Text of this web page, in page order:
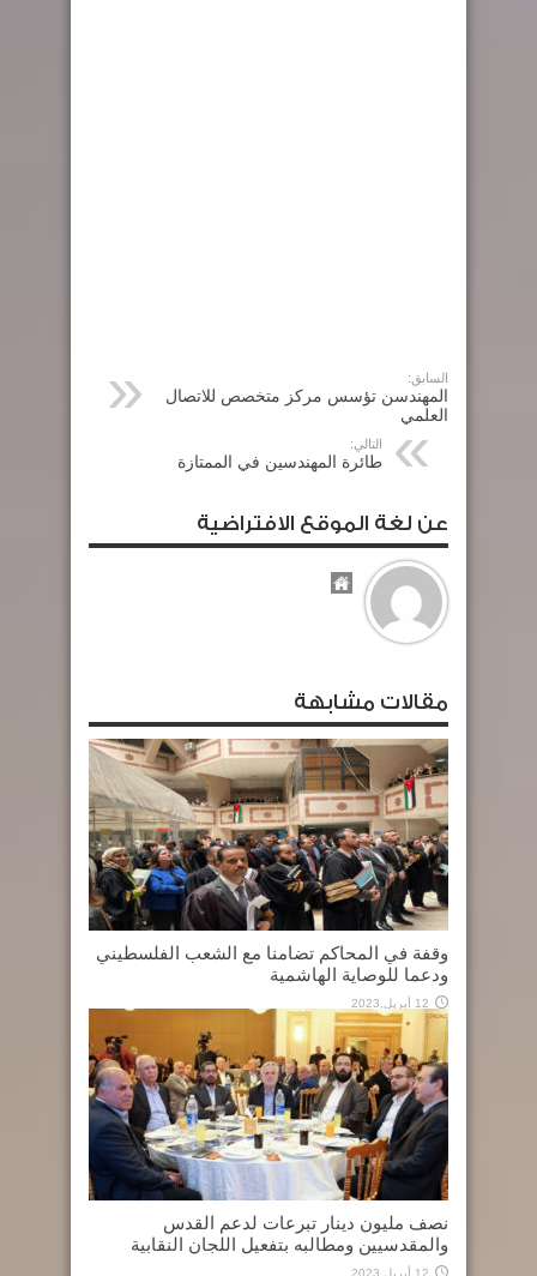
السابق:
المهندسن تؤسس مركز متخصص للاتصال
العلمي
التالي:
طائرة المهندسين في الممتازة
عن لغة الموقع الافتراضية
مقالات مشابهة
وقفة في المحاكم تضامنا مع الشعب الفلسطيني
ودعما للوصاية الهاشمية
12 أبريل,2023
نصف مليون دينار تبرعات لدعم القدس
والمقدسيين ومطالبه بتفعيل اللجان النقابية